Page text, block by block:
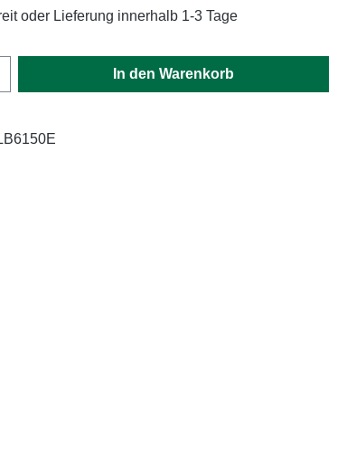
oder Lieferung innerhalb 1-3 Tage
Gib den gewünschten Wert ein
In den Warenkorb